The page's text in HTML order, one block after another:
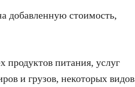
добавленную стоимость,
продуктов питания, услуг
и грузов, некоторых видов